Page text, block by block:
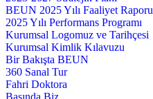
BEUN 2025 Yılı Faaliyet Raporu
2025 Yılı Performans Programı
Kurumsal Logomuz ve Tarihçesi
Kurumsal Kimlik Kılavuzu
Bir Bakışta BEUN
360 Sanal Tur
Fahri Doktora